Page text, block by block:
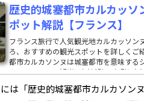
歴史的城塞都市カルカッ
ポット解説【フランス】
フランス旅行で人気観光地カルカッソン
ろ、おすすめの観光スポットを詳しくご
都市カルカソンヌは城塞都市を意味する
カルカッソンヌ観光は(1)城壁の内側と
は「歴史的城塞都市カルカソン